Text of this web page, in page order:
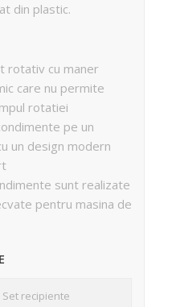
din plastic.
rotativ cu maner
care nu permite
rotatiei
pe un
un design modern
sunt realizate
pentru masina de
Set recipiente